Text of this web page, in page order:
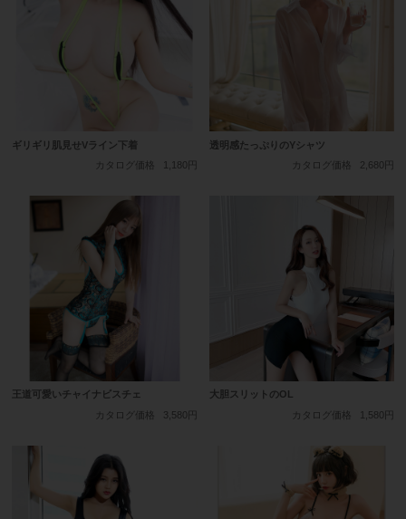
ギリギリ肌見せVライン下着
カタログ価格
1,180円
透明感たっぷりのYシャツ
カタログ価格
2,680円
王道可愛いチャイナビスチェ
カタログ価格
3,580円
大胆スリットのOL
カタログ価格
1,580円